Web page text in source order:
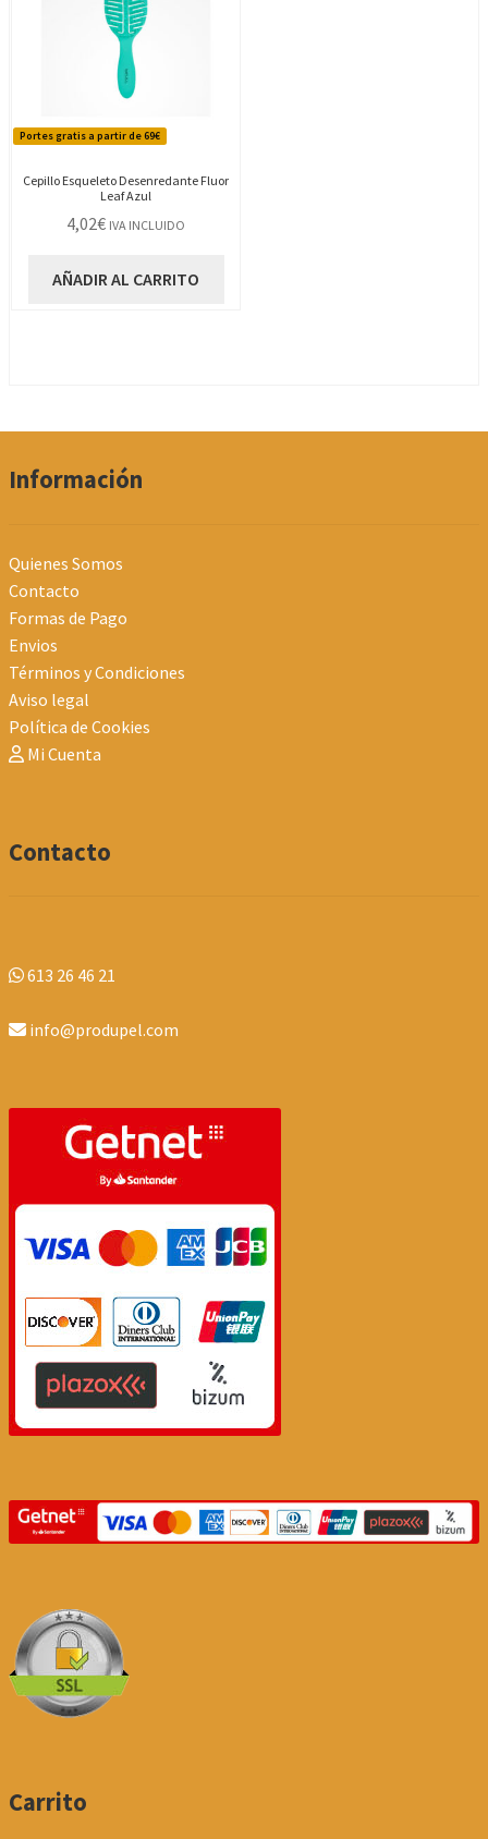
Portes gratis a partir de 69€
Cepillo Esqueleto Desenredante Fluor
Leaf Azul
4,02€ IVA INCLUIDO
AÑADIR AL CARRITO
Información
Quienes Somos
Contacto
Formas de Pago
Envios
Términos y Condiciones
Aviso legal
Política de Cookies
Mi Cuenta
Contacto
613 26 46 21
info@produpel.com
Carrito